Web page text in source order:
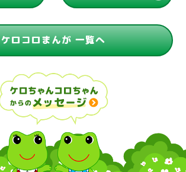
ケロコロまんが 一覧へ